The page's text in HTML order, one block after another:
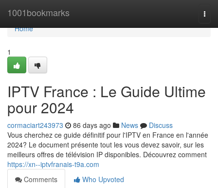
1001bookmarks
Home
Home
1
IPTV France : Le Guide Ultime
pour 2024
cormaciart243973 86 days ago News
Discuss
Vous cherchez ce guide définitif pour l'IPTV en France en l'année
2024? Le document présente tout les vous devez savoir, sur les
meilleurs offres de télévision IP disponibles. Découvrez comment
https://xn--iptvfranais-t9a.com
Comments
Who Upvoted